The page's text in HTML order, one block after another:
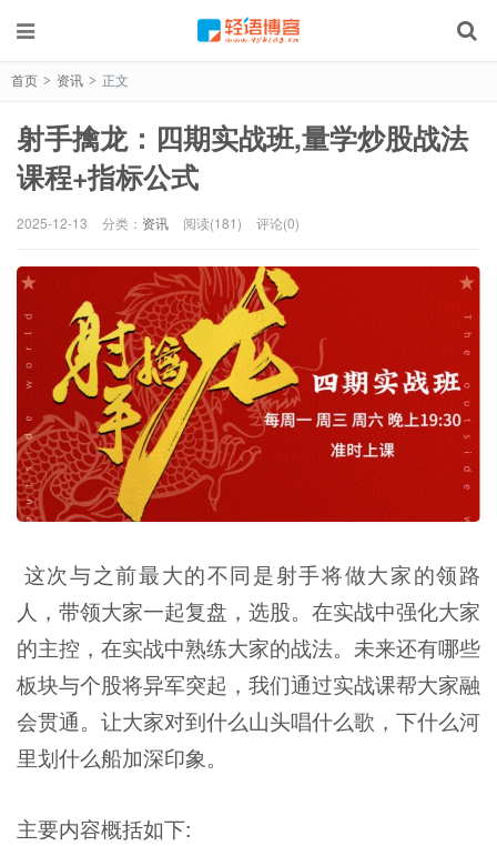
首页 > 资讯 > 正文
射手擒龙：四期实战班,量学炒股战法
课程+指标公式
2025-12-13 分类： 资讯 阅读(181) 评论(0)
这次与之前最大的不同是射手将做大家的领路
人，带领大家一起复盘，选股。在实战中强化大家
的主控，在实战中熟练大家的战法。未来还有哪些
板块与个股将异军突起，我们通过实战课帮大家融
会贯通。让大家对到什么山头唱什么歌，下什么河
里划什么船加深印象。
主要内容概括如下: